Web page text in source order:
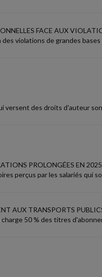
FACE AUX
violations de grandes
versent des droits d'auteur
PROLONGÉES EN 2025
perçus par les salariés qui
AUX TRANSPORTS
50 % des titres